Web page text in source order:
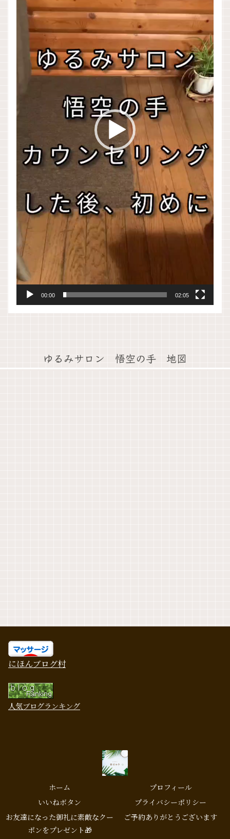
00:00 02:05
ゆるみサロン 悟空の手 地図
にほんブログ村
人気ブログランキング
ホーム
プロフィール
いいねボタン
プライバシーポリシー
お友達になった御礼に素敵なクー
ポンをプレゼント🎁
ご予約ありがとうございます